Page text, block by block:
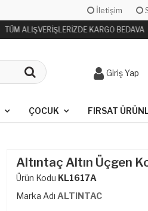
İletişim
TÜM ALIŞVERİŞLERİZDE KARGO BEDAVA
Giriş Yap
ÇOCUK FIRSAT
Altıntaç Altın Üçgen
Ürün Kodu KL1617A
Marka Adı ALTINTAC